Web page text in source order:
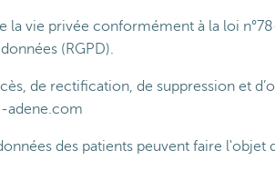
la vie privée conformément à la loi
(RGPD).
de rectification, de suppression et
adene.com
des patients peuvent faire l'objet